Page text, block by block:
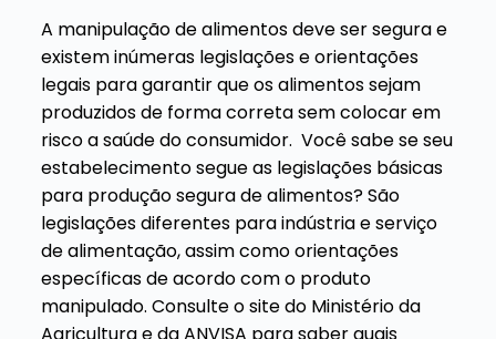
A manipulação de alimentos deve ser segura e
existem inúmeras legislações e orientações
legais para garantir que os alimentos sejam
produzidos de forma correta sem colocar em
risco a saúde do consumidor. Você sabe se seu
estabelecimento segue as legislações básicas
para produção segura de alimentos? São
legislações diferentes para indústria e serviço
de alimentação, assim como orientações
específicas de acordo com o produto
manipulado. Consulte o site do Ministério da